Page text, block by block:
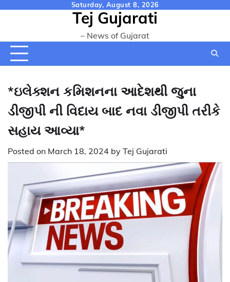
Saturday, August 8, 2026
Tej Gujarati
– News of Gujarat
*ઇલેક્શન કમિશનના આદેશથી જુના
ડીજીપી ની વિદાય બાદ નવા ડીજીપી તરીકે
સહાય આવ્યા*
Posted on March 18, 2024 by Tej Gujarati